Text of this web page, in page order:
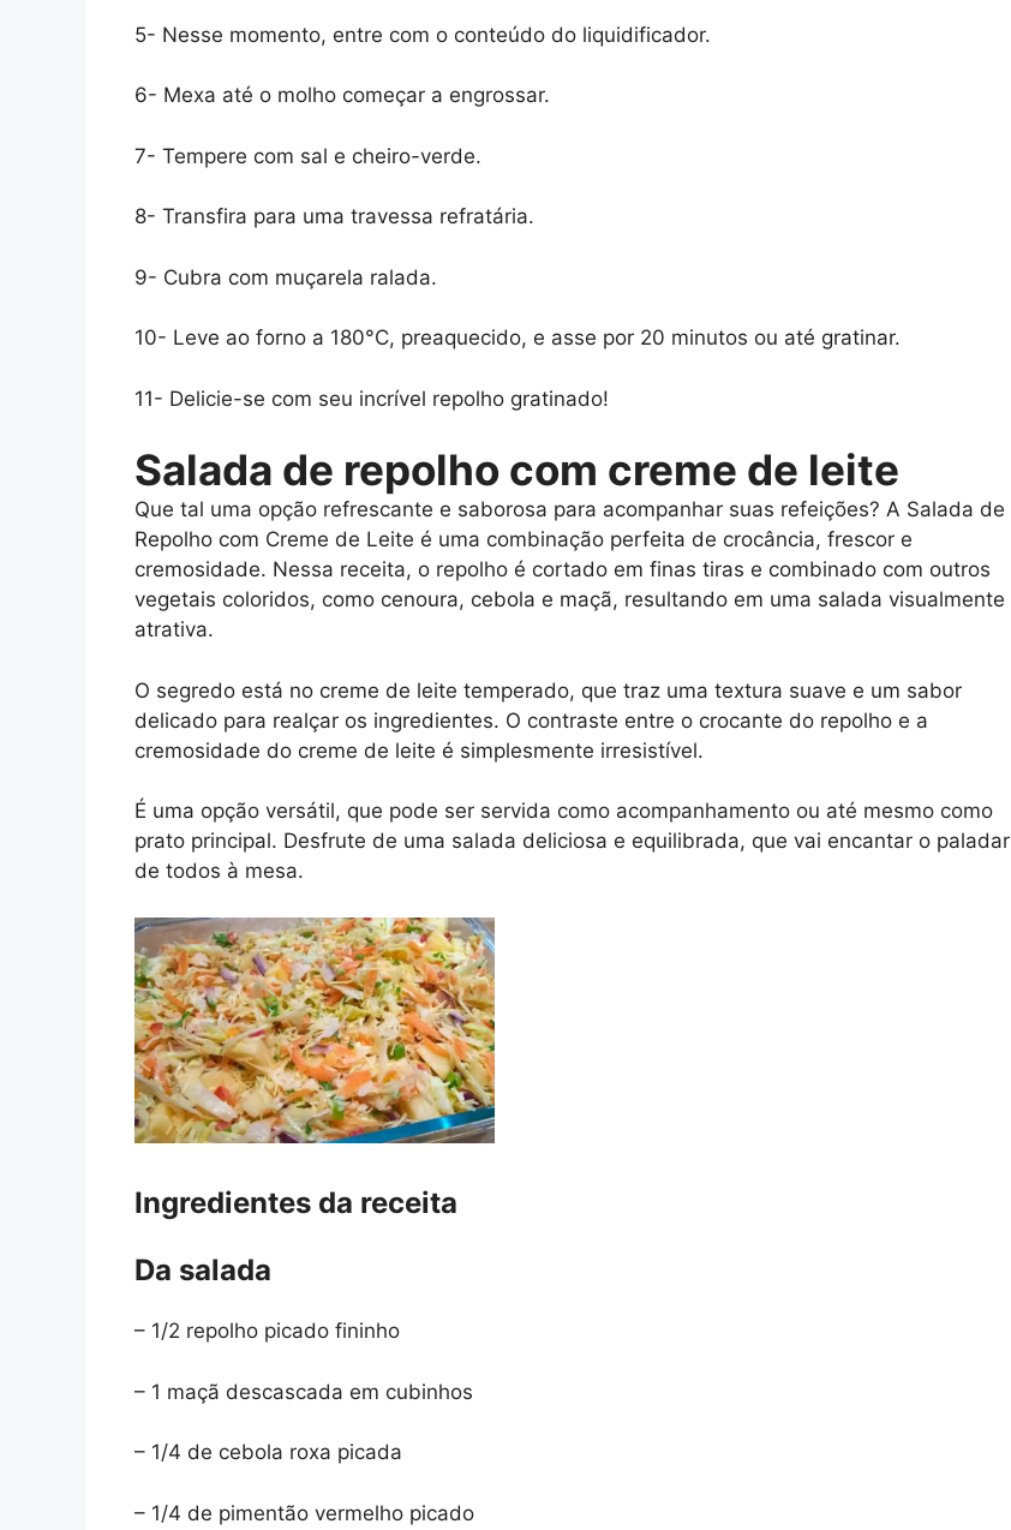
5- Nesse momento, entre com o conteúdo do liquidificador.
6- Mexa até o molho começar a engrossar.
7- Tempere com sal e cheiro-verde.
8- Transfira para uma travessa refratária.
9- Cubra com muçarela ralada.
10- Leve ao forno a 180°C, preaquecido, e asse por 20 minutos ou até gratinar.
11- Delicie-se com seu incrível repolho gratinado!
Salada de repolho com creme de leite
Que tal uma opção refrescante e saborosa para acompanhar suas refeições? A Salada de
Repolho com Creme de Leite é uma combinação perfeita de crocância, frescor e
cremosidade. Nessa receita, o repolho é cortado em finas tiras e combinado com outros
vegetais coloridos, como cenoura, cebola e maçã, resultando em uma salada visualmente
atrativa.
O segredo está no creme de leite temperado, que traz uma textura suave e um sabor
delicado para realçar os ingredientes. O contraste entre o crocante do repolho e a
cremosidade do creme de leite é simplesmente irresistível.
É uma opção versátil, que pode ser servida como acompanhamento ou até mesmo como
prato principal. Desfrute de uma salada deliciosa e equilibrada, que vai encantar o paladar
de todos à mesa.
Ingredientes da receita
Da salada
– 1/2 repolho picado fininho
– 1 maçã descascada em cubinhos
– 1/4 de cebola roxa picada
– 1/4 de pimentão vermelho picado